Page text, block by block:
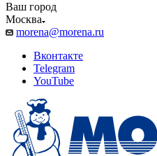
Ваш город
Москва
morena@morena.ru
Вконтакте
Telegram
YouTube